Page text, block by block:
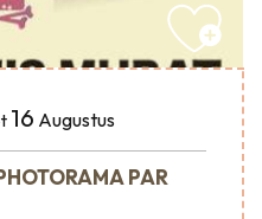
16 Augustus
PAR